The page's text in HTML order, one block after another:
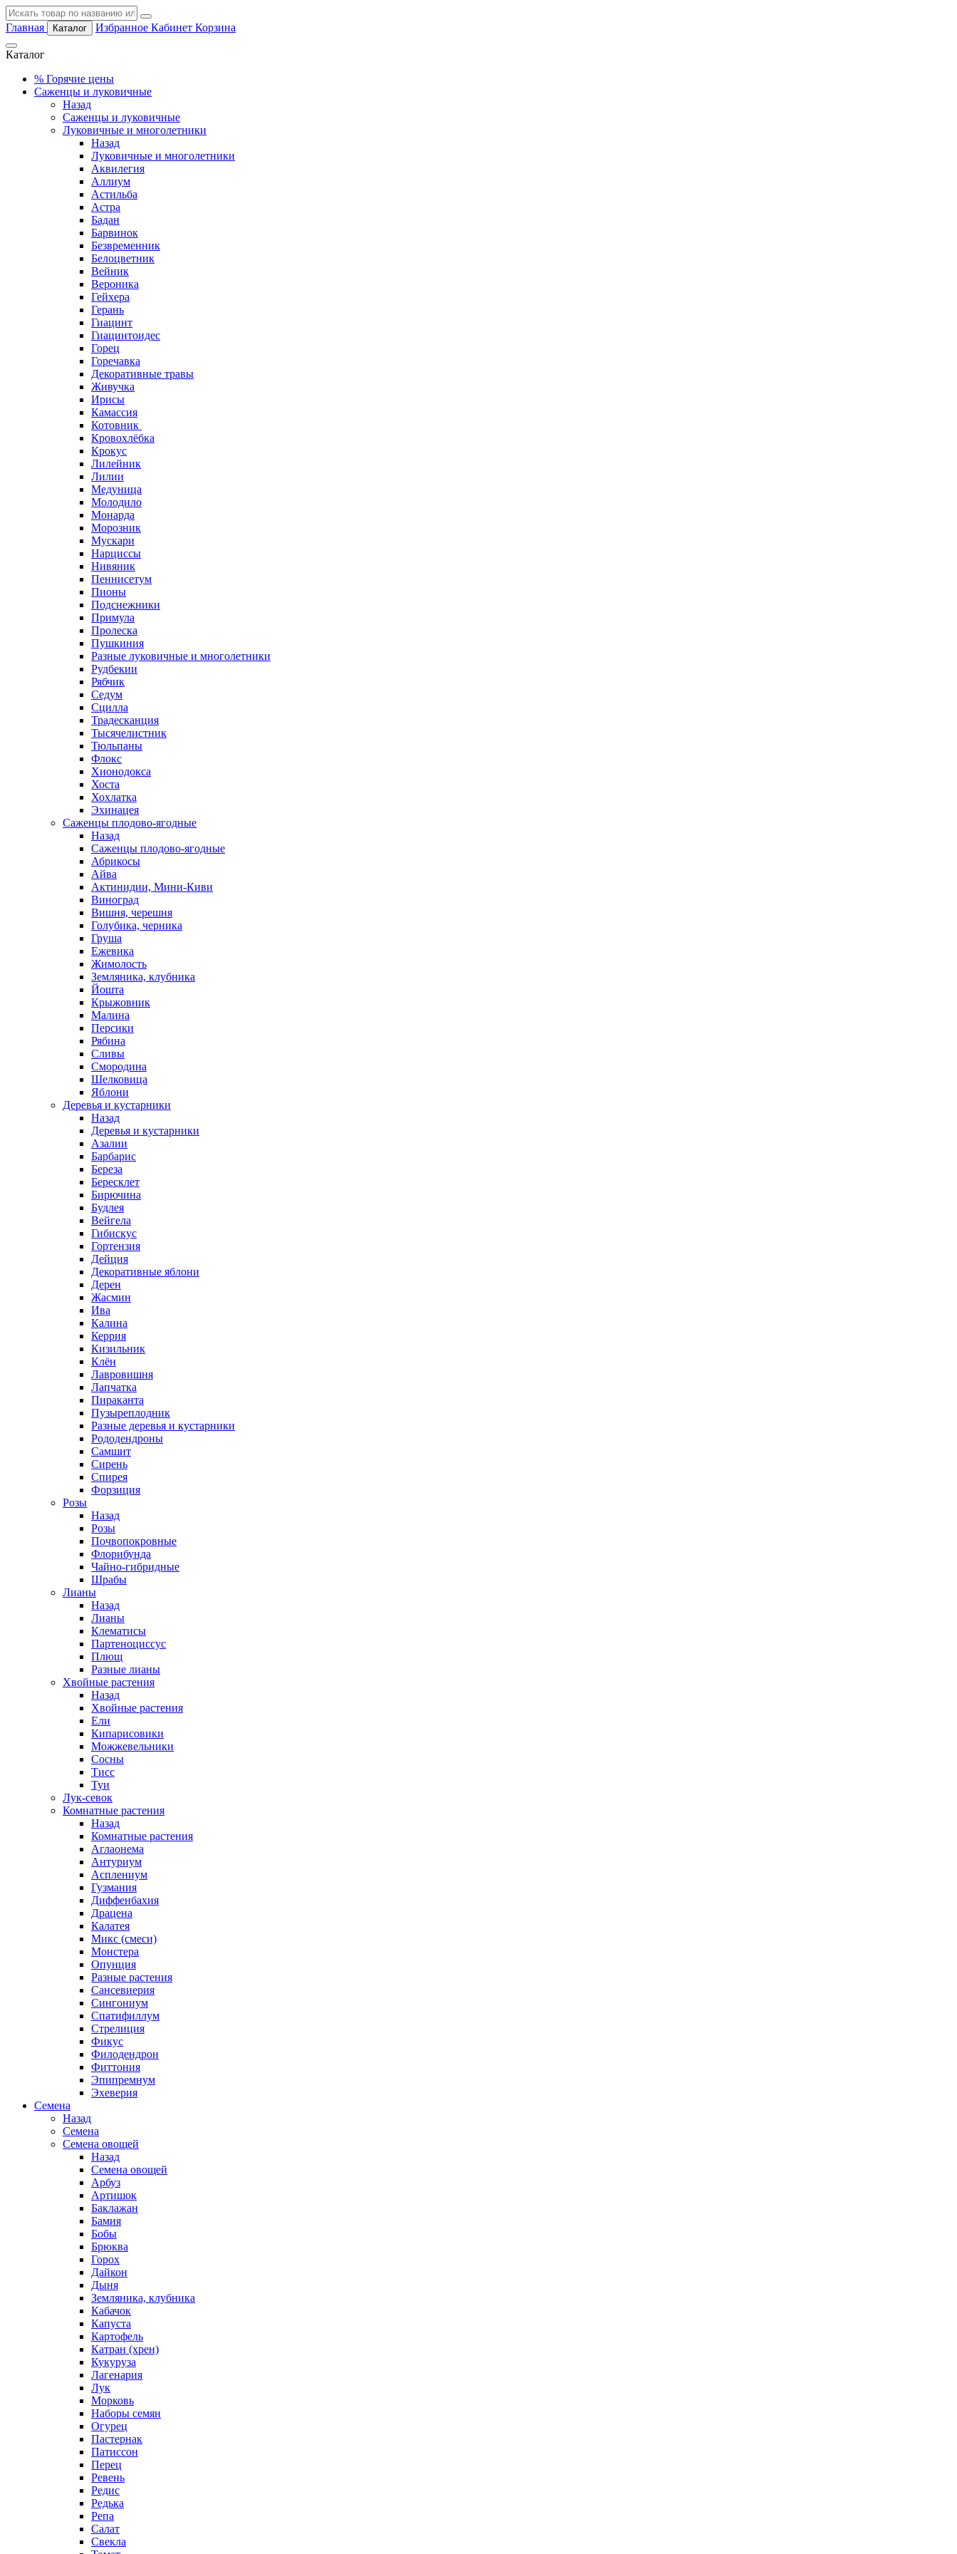
Главная Каталог Избранное Кабинет Корзина
Каталог
% Горячие цены
Саженцы и луковичные
Назад
Саженцы и луковичные
Луковичные и многолетники
Назад
Луковичные и многолетники
Аквилегия
Аллиум
Астильба
Астра
Бадан
Барвинок
Безвременник
Белоцветник
Вейник
Вероника
Гейхера
Герань
Гиацинт
Гиацинтоидес
Горец
Горечавка
Декоративные травы
Живучка
Ирисы
Камассия
Котовник
Кровохлёбка
Крокус
Лилейник
Лилии
Медуница
Молодило
Монарда
Морозник
Мускари
Нарциссы
Нивяник
Пеннисетум
Пионы
Подснежники
Примула
Пролеска
Пушкиния
Разные луковичные и многолетники
Рудбекии
Рябчик
Седум
Сцилла
Традесканция
Тысячелистник
Тюльпаны
Флокс
Хионодокса
Хоста
Хохлатка
Эхинацея
Саженцы плодово-ягодные
Назад
Саженцы плодово-ягодные
Абрикосы
Айва
Актинидии, Мини-Киви
Виноград
Вишня, черешня
Голубика, черника
Груша
Ежевика
Жимолость
Земляника, клубника
Йошта
Крыжовник
Малина
Персики
Рябина
Сливы
Смородина
Шелковица
Яблони
Деревья и кустарники
Назад
Деревья и кустарники
Азалии
Барбарис
Береза
Бересклет
Бирючина
Будлея
Вейгела
Гибискус
Гортензия
Дейция
Декоративные яблони
Дерен
Жасмин
Ива
Калина
Керрия
Кизильник
Клён
Лавровишня
Лапчатка
Пираканта
Пузыреплодник
Разные деревья и кустарники
Рододендроны
Самшит
Сирень
Спирея
Форзиция
Розы
Назад
Розы
Почвопокровные
Флорибунда
Чайно-гибридные
Шрабы
Лианы
Назад
Лианы
Клематисы
Партеноциссус
Плющ
Разные лианы
Хвойные растения
Назад
Хвойные растения
Ели
Кипарисовики
Можжевельники
Сосны
Тисс
Туи
Лук-севок
Комнатные растения
Назад
Комнатные растения
Аглаонема
Антуриум
Асплениум
Гузмания
Диффенбахия
Драцена
Калатея
Микс (смеси)
Монстера
Опунция
Разные растения
Сансевиерия
Сингониум
Спатифиллум
Стрелиция
Фикус
Филодендрон
Фиттония
Эпипремнум
Эхеверия
Семена
Назад
Семена
Семена овощей
Назад
Семена овощей
Арбуз
Артишок
Баклажан
Бамия
Бобы
Брюква
Горох
Дайкон
Дыня
Земляника, клубника
Кабачок
Капуста
Картофель
Катран (хрен)
Кукуруза
Лагенария
Лук
Морковь
Наборы семян
Огурец
Пастернак
Патиссон
Перец
Ревень
Редис
Редька
Репа
Салат
Свекла